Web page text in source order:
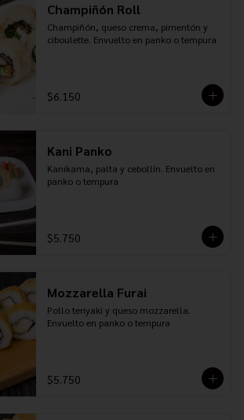
Champiñón Roll
Champiñón, queso crema, pimentón y
ciboulette. Envuelto en panko o tempura
$6.150
Kani Panko
Kanikama, palta y cebollín. Envuelto en
panko o tempura
$5.750
Mozzarella Furai
Pollo teriyaki y queso mozzarella.
Envuelto en panko o tempura
$5.750